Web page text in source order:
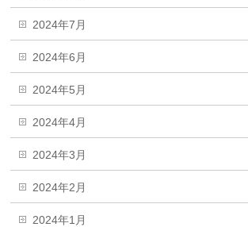
2024年7月
2024年6月
2024年5月
2024年4月
2024年3月
2024年2月
2024年1月